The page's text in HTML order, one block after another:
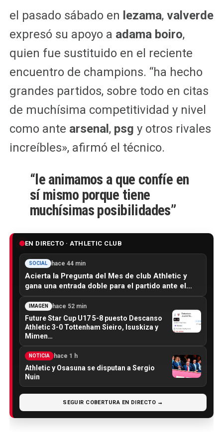
el pasado sábado en lezama, valverde
expresó su apoyo a adama boiro,
quien fue sustituido en el reciente
encuentro de champions. “ha hecho
grandes partidos, sobre todo en citas
de muchísima competitividad y nivel
como ante arsenal , psg y otros rivales
increíbles», afirmó el técnico.
“le animamos a que confíe en
sí mismo porque tiene
muchísimas posibilidades”
EN DIRECTO · ATHLETIC CLUB
SOCIAL hace 44 min
Acierta la Pregunta del Mes de club Athletic y
gana una entrada doble para el partido ante el…
IMAGEN hace 52 min
Future Star Cup U17 5-8 puesto Descanso
Athletic 3-0 Tottenham Sieiro, Isuskiza y
Mimen…
NOTICIA hace 1 h
Athletic y Osasuna se disputan a Sergio
Nuin
SEGUIR COBERTURA EN DIRECTO →